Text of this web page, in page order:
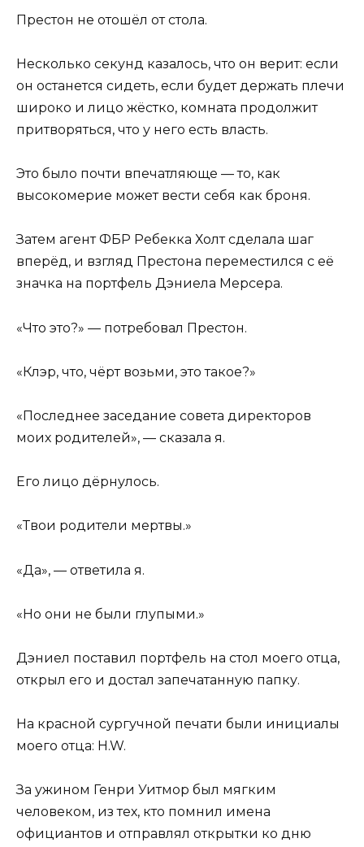
Престон не отошёл от стола.
Несколько секунд казалось, что он верит: если
он останется сидеть, если будет держать плечи
широко и лицо жёстко, комната продолжит
притворяться, что у него есть власть.
Это было почти впечатляюще — то, как
высокомерие может вести себя как броня.
Затем агент ФБР Ребекка Холт сделала шаг
вперёд, и взгляд Престона переместился с её
значка на портфель Дэниела Мерсера.
«Что это?» — потребовал Престон.
«Клэр, что, чёрт возьми, это такое?»
«Последнее заседание совета директоров
моих родителей», — сказала я.
Его лицо дёрнулось.
«Твои родители мертвы.»
«Да», — ответила я.
«Но они не были глупыми.»
Дэниел поставил портфель на стол моего отца,
открыл его и достал запечатанную папку.
На красной сургучной печати были инициалы
моего отца: H.W.
За ужином Генри Уитмор был мягким
человеком, из тех, кто помнил имена
официантов и отправлял открытки ко дню